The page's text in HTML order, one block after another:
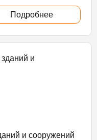
Подробнее
и сооружений